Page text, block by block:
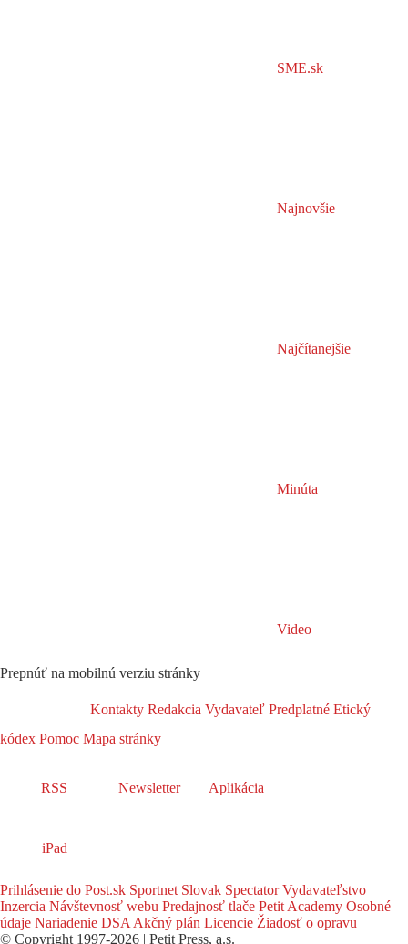
SME.sk
Najnovšie
Najčítanejšie
Minúta
Video
Prepnúť na mobilnú verziu stránky
Kontakty Redakcia Vydavateľ Predplatné Etický
kódex Pomoc Mapa stránky
RSS Newsletter Aplikácia
iPad
Prihlásenie do Post.sk Sportnet Slovak SpectatorVydavateľstvo
Inzercia Návštevnosť webu Predajnosť tlače Petit Academy Osobné
údaje Nariadenie DSA Akčný plán Licencie Žiadosť o opravu
© Copyright 1997-2026 | Petit Press, a.s.